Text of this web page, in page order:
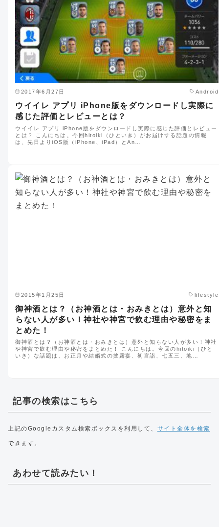
2017年6月27日 Android
ウイイレ アプリ iPhone版をダウンロードし実際に
感じた評価とレビューとは？
ウイイレ アプリ iPhone版をダウンロードし実際に感じた評価とレビュー
とは？ こんにちは。今回hitoiki（ひといき）がお届けする話題の情報
は、先日よりiOS版（iPhone、iPad）とAn…
2015年1月25日 lifestyle
御神酒とは？（お神酒とは・おみきとは）意外と知
らない人が多い！神社や神宮で飲む理由や秘密をま
とめた！
御神酒とは？（お神酒とは・おみきとは）意外と知らない人が多い！神社
や神宮で飲む理由や秘密をまとめた！ こんにちは。今回のhitoiki（ひと
いき）な話題は、お正月や結婚式の披露宴、初宮詣、七五三、地…
記事の検索はこちら
上記のGoogleカスタム検索ボックスを利用して、 サイト全体を検索
できます。
あわせて読みたい！